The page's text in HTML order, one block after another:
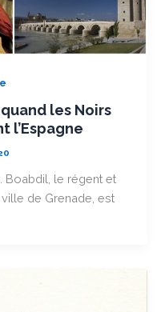
les Noirs
l’Espagne
Boabdil, le régent et
de Grenade, est